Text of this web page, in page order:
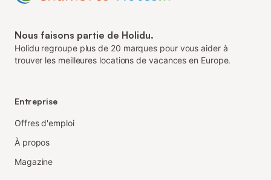
Nous faisons partie de Holidu.
Holidu regroupe plus de 20 marques pour vous aider à
trouver les meilleures locations de vacances en Europe.
Entreprise
Offres d'emploi
À propos
Magazine